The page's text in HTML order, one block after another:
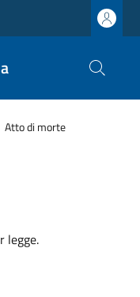
Atto di morte
legge.